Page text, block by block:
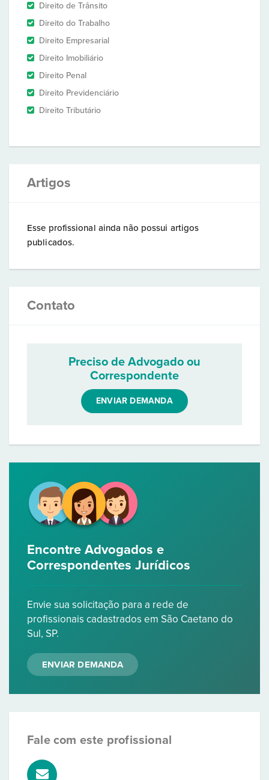
Direito de Trânsito
Direito do Trabalho
Direito Empresarial
Direito Imobiliário
Direito Penal
Direito Previdenciário
Direito Tributário
Artigos
Esse profissional ainda não possui artigos
publicados.
Contato
Preciso de Advogado ou
Correspondente
ENVIAR DEMANDA
Encontre Advogados e
Correspondentes Jurídicos
Envie sua solicitação para a rede de
profissionais cadastrados em São Caetano do
Sul, SP.
ENVIAR DEMANDA
Fale com este profissional